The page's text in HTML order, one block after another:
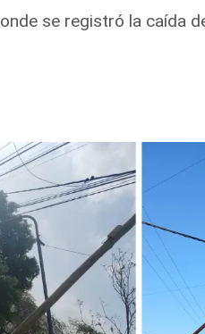
se registró la caída